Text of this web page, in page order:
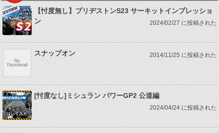
【忖度無し】ブリヂストンS23 サーキットインプレッショ
ン
2024/02/27 に投稿された
スナップオン 2014/11/25 に投稿された
[忖度なし]ミシュラン パワーGP2 公道編
2024/04/24 に投稿された